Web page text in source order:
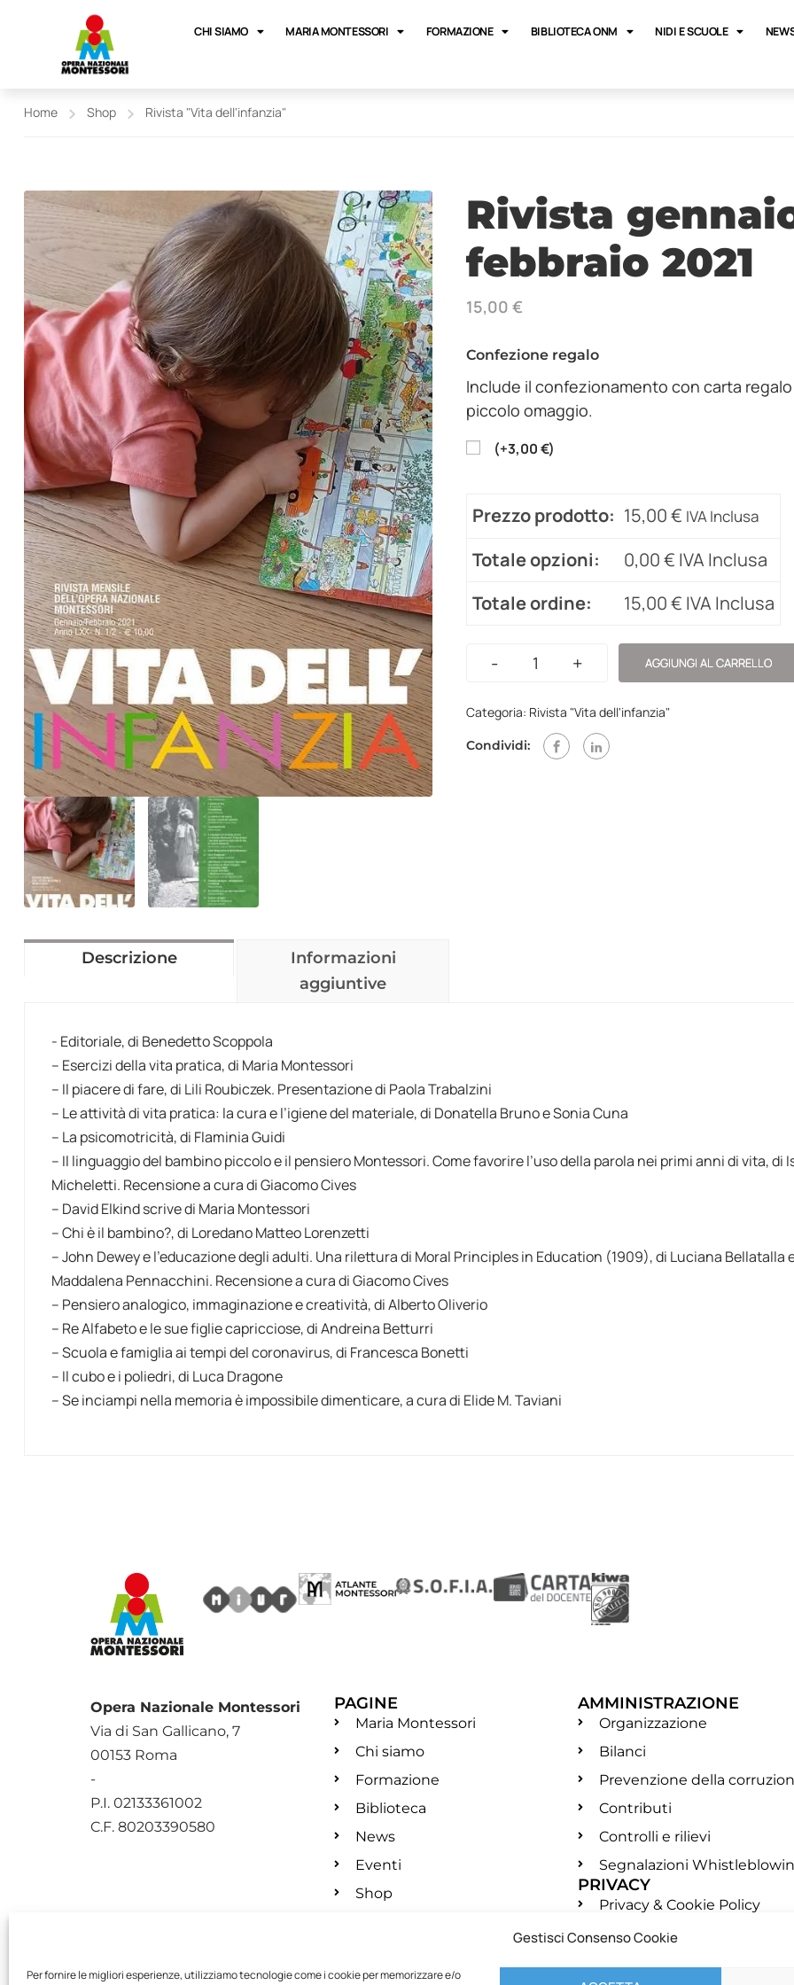
Gestisci Consenso Cookie
Per fornire le migliori esperienze, utilizziamo tecnologie come i cookie per memorizzare e/o
CHI SIAMO MARIA MONTESSORI FORMAZIONE BIBLIOTECA ONM NIDI E SCUOLE
Home Shop Rivista "Vita dell'infanzia"
Rivista
febbraio 2021
15,00€
Confezione regalo
Include il confezionamento con carta
piccolo omaggio.
(+3,00€)
Prezzo prodotto: 15,00€ IVA Inclusa
Totale opzioni: 0,00€ IVA Inclusa
Totale ordine:
15,00€ IVA Inclusa
- + AGGIUNGI AL CARRELLO
Categoria: Rivista "Vita dell'infanzia"
Condividi:
Descrizione
Informazioni
aggiuntive
- Editoriale, di Benedetto Scoppola
– Esercizi della vita pratica, di Maria Montessori
– Il piacere di fare, di Lili Roubiczek. Presentazione di Paola Trabalzini
– Le attività di vita pratica: la cura e l’igiene del materiale, di Donatella Bruno e Sonia Cuna
– La psicomotricità, di Flaminia Guidi
– Il linguaggio del bambino piccolo e il pensiero Montessori. Come favorire l’uso della parola nei primi anni di vita, di
Micheletti. Recensione a cura di Giacomo Cives
– David Elkind scrive di Maria Montessori
– Chi è il bambino?, di Loredano Matteo Lorenzetti
– John Dewey e l’educazione degli adulti. Una rilettura di Moral Principles in Education (1909), di Luciana Bellatalla
Maddalena Pennacchini. Recensione a cura di Giacomo Cives
– Pensiero analogico, immaginazione e creatività, di Alberto Oliverio
– Re Alfabeto e le sue figlie capricciose, di Andreina Betturri
– Scuola e famiglia ai tempi del coronavirus, di Francesca Bonetti
– Il cubo e i poliedri, di Luca Dragone
– Se inciampi nella memoria è impossibile dimenticare, a cura di Elide M. Taviani
Opera Nazionale Montessori
Via di San Gallicano, 7
00153 Roma
-
P.I. 02133361002
C.F. 80203390580
PAGINE
Maria Montessori
Chi siamo
Formazione
Biblioteca
News
Eventi
Shop
AMMINISTRAZIONE
Organizzazione
Bilanci
Prevenzione della
Contributi
Controlli e rilievi
Segnalazioni
PRIVACY
Privacy & Cookie Policy
Condizioni e termini d'uso